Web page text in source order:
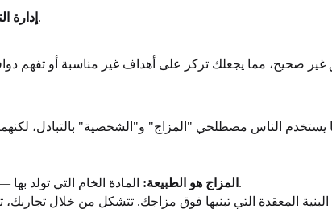
إدارة التعرف على محفزاتك الفريدة وتطوير استراتيجيات تأقلم مناسبة لك.
المزاج هو الطبيعة: المادة الخام التي تولد بها — المخطط البيولوجي لسلوكك وعواطفك. إنه "السبب" وراء ردودك الأولية.